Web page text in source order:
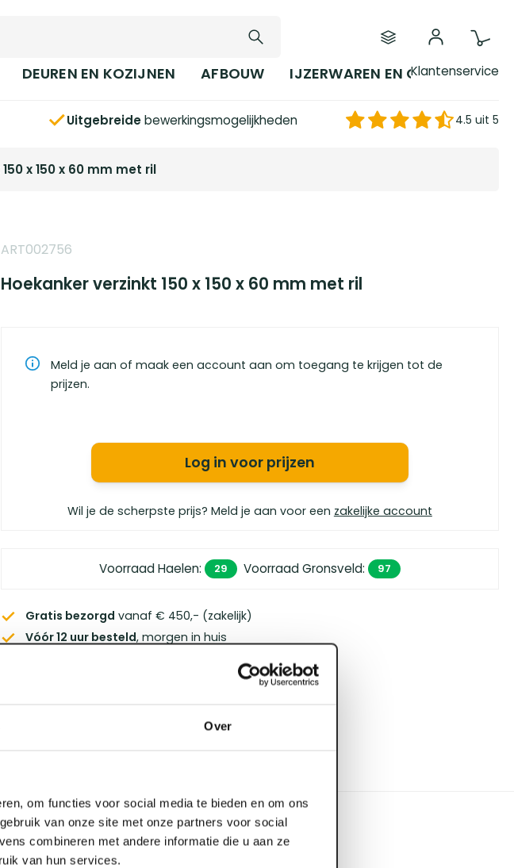
Over
om functies voor social media te bieden en om ons
van onze site met onze partners voor social
combineren met andere informatie die u aan ze
van hun services.
DEUREN EN KOZIJNEN AFBOUW IJZERWAREN EN GEREEDSCHAP
Klantenservice
Uitgebreidebewerkingsmogelijkheden 4.5 uit 5
x 150 x 60 mm met ril
ART002756
Hoekanker verzinkt 150 x 150 x 60 mm met ril
Meld je aan of maak een account aan om toegang te krijgen tot de
prijzen.
Log in voor prijzen
Wil je de scherpste prijs? Meld je aan voor een zakelijke account
Voorraad Haelen: 29 Voorraad Gronsveld: 97
Gratis bezorgd vanaf € 450,- (zakelijk)
Vóór 12 uur besteld, morgen in huis
van bouwspecialisten